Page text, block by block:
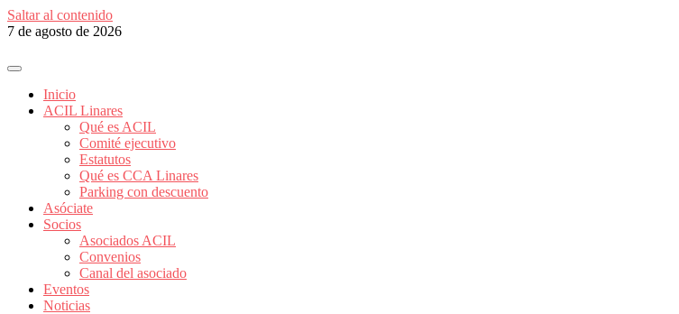
Saltar al contenido
7 de agosto de 2026
Inicio
ACIL Linares
Qué es ACIL
Comité ejecutivo
Estatutos
Qué es CCA Linares
Parking con descuento
Asóciate
Socios
Asociados ACIL
Convenios
Canal del asociado
Eventos
Noticias